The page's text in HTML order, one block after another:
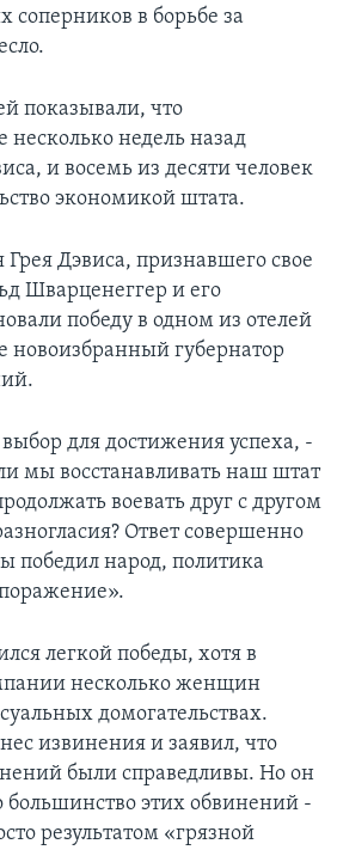
соперников в борьбе за
показывали, что
недель назад
и восемь из десяти человек
экономикой штата.
Дэвиса, признавшего свое
Шварценеггер и его
победу в одном из отелей
новоизбранный губернатор
для достижения успеха, -
мы восстанавливать наш штат
воевать друг с другом
Ответ совершенно
победил народ, политика
легкой победы, хотя в
несколько женщин
домогательствах.
извинения и заявил, что
были справедливы. Но он
большинство этих обвинений -
результатом «грязной